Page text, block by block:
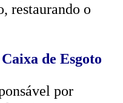
restaurando o
de Esgoto
por